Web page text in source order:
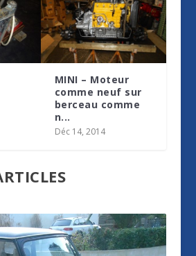
MINI – Moteur
comme neuf sur
berceau comme
n...
Déc 14, 2014